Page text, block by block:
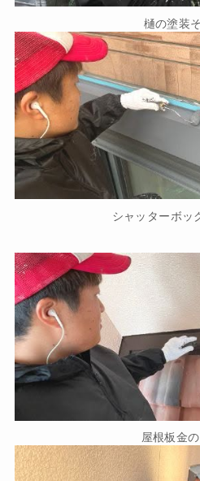
樋の塗装
シャッターボッ
屋根板金